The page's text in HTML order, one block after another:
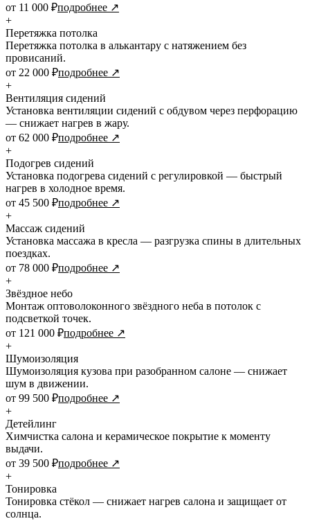
от 11 000 ₽подробнее ↗
+
Перетяжка потолка
Перетяжка потолка в алькантару с натяжением без
провисаний.
от 22 000 ₽подробнее ↗
+
Вентиляция сидений
Установка вентиляции сидений с обдувом через перфорацию
— снижает нагрев в жару.
от 62 000 ₽подробнее ↗
+
Подогрев сидений
Установка подогрева сидений с регулировкой — быстрый
нагрев в холодное время.
от 45 500 ₽подробнее ↗
+
Массаж сидений
Установка массажа в кресла — разгрузка спины в длительных
поездках.
от 78 000 ₽подробнее ↗
+
Звёздное небо
Монтаж оптоволоконного звёздного неба в потолок с
подсветкой точек.
от 121 000 ₽подробнее ↗
+
Шумоизоляция
Шумоизоляция кузова при разобранном салоне — снижает
шум в движении.
от 99 500 ₽подробнее ↗
+
Детейлинг
Химчистка салона и керамическое покрытие к моменту
выдачи.
от 39 500 ₽подробнее ↗
+
Тонировка
Тонировка стёкол — снижает нагрев салона и защищает от
солнца.